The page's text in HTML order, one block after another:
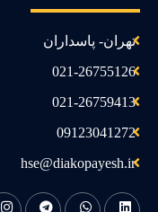
تهران- پاسداران
021-26755126
021-26759413
09123041272
hse@diakopayesh.ir